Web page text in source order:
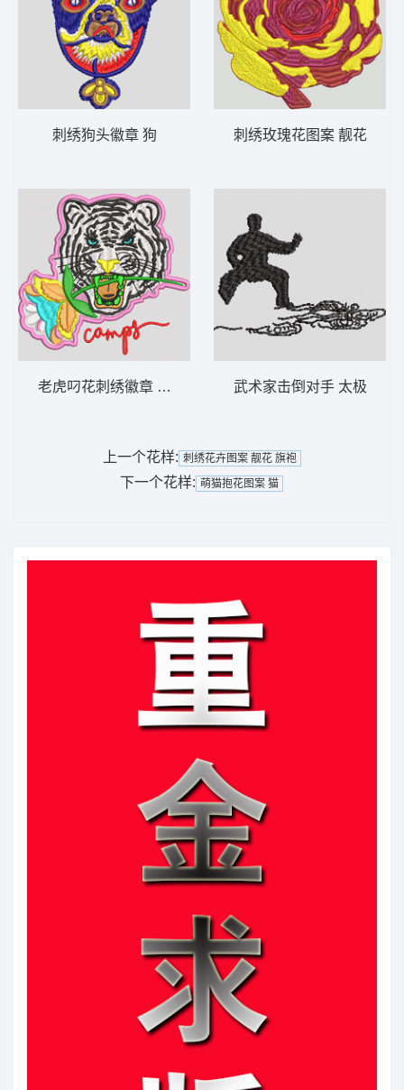
刺绣狗头徽章 狗
老虎叼花刺绣徽章 虎头
刺绣玫瑰花图案 靓花
武术家击倒对手 太极
上一个花样: 刺绣花卉图案 靓花 旗袍
下一个花样: 萌猫抱花图案 猫